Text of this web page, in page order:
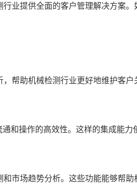
业提供全面的客户管理解决方案。
帮助机械检测行业更好地维护客户
和操作的高效性。这样的集成能力
市场趋势分析。这些功能能够帮助